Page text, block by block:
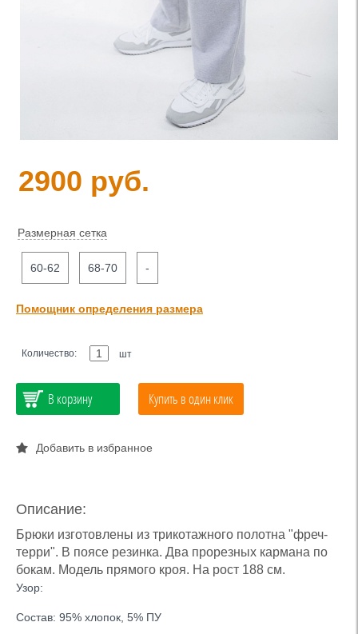
2900 руб.
Размерная сетка
60-62 68-70 -
Помощник определения размера
Количество: шт
В корзину Купить в один клик
Добавить в избранное
Описание:
Брюки изготовлены из трикотажного полотна "фреч-
терри". В поясе резинка. Два прорезных кармана по
бокам. Модель прямого кроя. На рост 188 см.
Узор:
Состав: 95% хлопок, 5% ПУ